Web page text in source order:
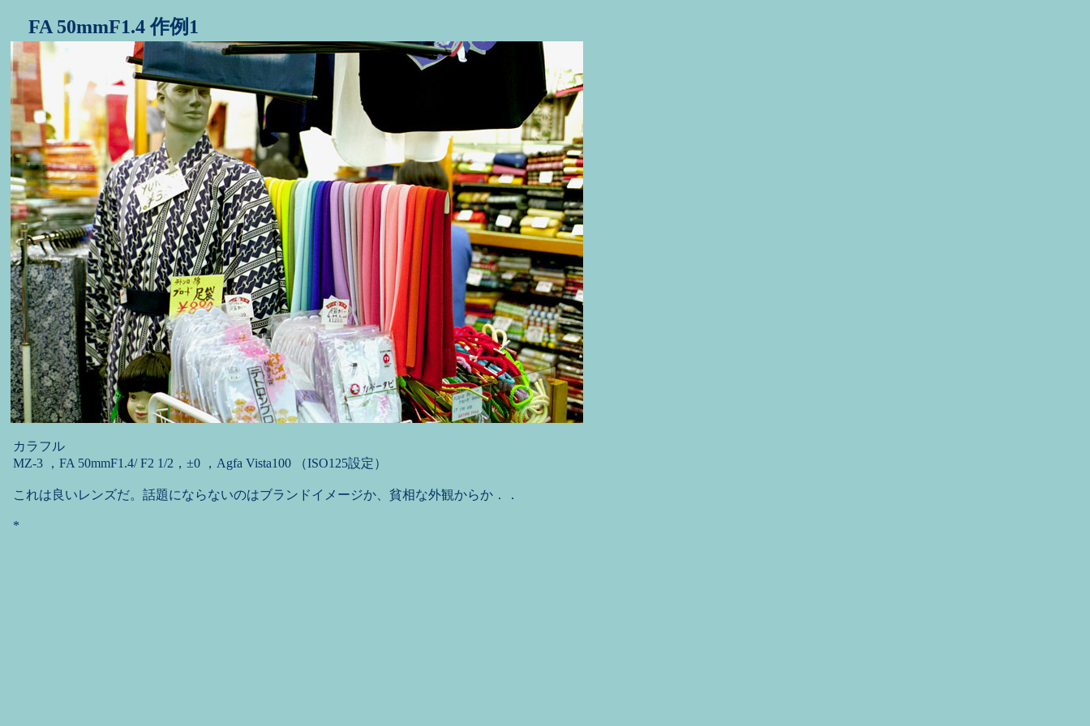
FA 50mmF1.4 作例1
カラフル
MZ-3 ，FA 50mmF1.4/ F2 1/2，±0 ，Agfa Vista100 （ISO125設定）
これは良いレンズだ。話題にならないのはブランドイメージか、貧相な外観からか．．
*